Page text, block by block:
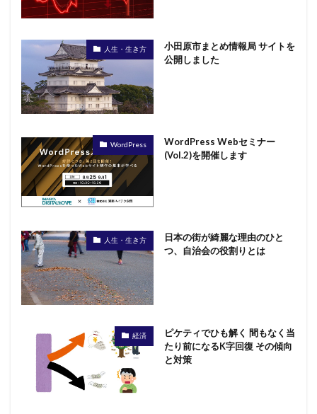
人生・生き方
小田原市まとめ情報局 サイトを
公開しました
WordPress
WordPress Webセミナー
(Vol.2)を開催します
人生・生き方
日本の街が綺麗な理由のひと
つ、自治会の役割りとは
経済
ピケティでひも解く 間もなく当
たり前になるK字回復 その傾向
と対策